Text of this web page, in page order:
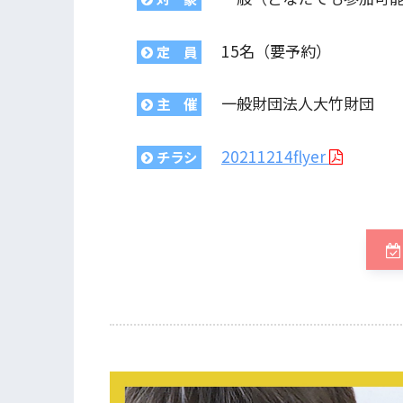
定 員 15名（要予約）
主 催 一般財団法人大竹財団
チラシ 20211214flyer